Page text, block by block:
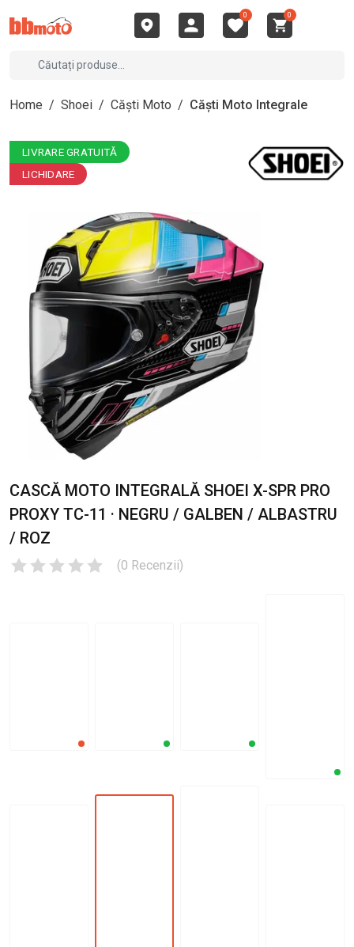
0 0
Home / Shoei / Căști Moto / Căști Moto Integrale
LIVRARE GRATUITĂ
LICHIDARE
CASCĂ MOTO INTEGRALĂ SHOEI X-SPR PRO
PROXY TC-11 · NEGRU / GALBEN / ALBASTRU
/ ROZ
(0 Recenzii)